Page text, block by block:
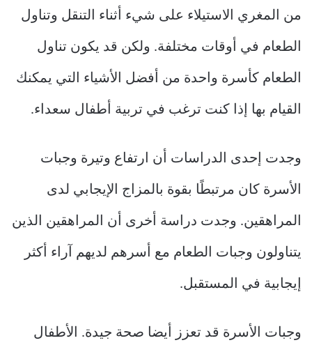
من المغري الاستيلاء على شيء أثناء التنقل وتناول
الطعام في أوقات مختلفة. ولكن قد يكون تناول
الطعام كأسرة واحدة من أفضل الأشياء التي يمكنك
القيام بها إذا كنت ترغب في تربية أطفال سعداء.
وجدت إحدى الدراسات أن ارتفاع وتيرة وجبات
الأسرة كان مرتبطًا بقوة بالمزاج الإيجابي لدى
المراهقين. وجدت دراسة أخرى أن المراهقين الذين
يتناولون وجبات الطعام مع أسرهم لديهم آراء أكثر
إيجابية في المستقبل.
وجبات الأسرة قد تعزز أيضا صحة جيدة. الأطفال